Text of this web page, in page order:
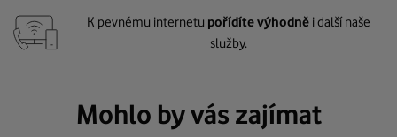
K pevnému internetu pořídíte výhodně i další naše
služby.
Mohlo by vás zajímat